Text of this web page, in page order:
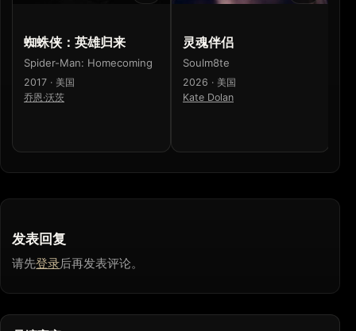
蜘蛛侠：英雄归来
Spider-Man: Homecoming
2017 · 美国
乔恩·沃茨
灵魂伴侣
Soulm8te
2026 · 美国
Kate Dolan
发表回复
请先登录后再发表评论。